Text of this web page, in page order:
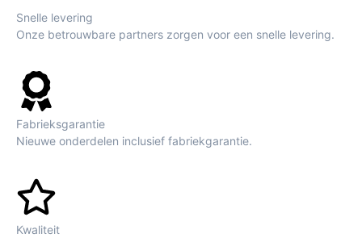
Snelle levering
Onze betrouwbare partners zorgen voor een snelle levering.
Fabrieksgarantie
Nieuwe onderdelen inclusief fabriekgarantie.
Kwaliteit